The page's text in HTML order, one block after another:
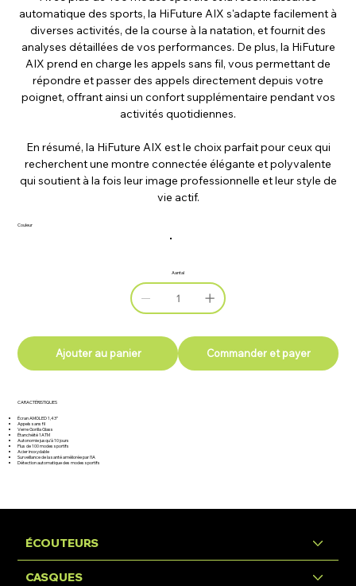
automatique des sports, la HiFuture AIX s'adapte facilement à
diverses activités, de la course à la natation, et fournit des
analyses détaillées de vos performances. De plus, la HiFuture
AIX prend en charge les appels sans fil, vous permettant de
répondre et passer des appels directement depuis votre
poignet, offrant ainsi un confort supplémentaire pendant vos
activités quotidiennes.
En résumé, la HiFuture AIX est le choix parfait pour ceux qui
recherchent une montre connectée élégante et polyvalente
qui soutient à la fois leur image professionnelle et leur style de
vie actif.
Couleur
Aantal
Ajouter au panier Commander et payer
CARACTÉRISTIQUES
Écran AMOLED 1,43”
Appels sans fil
Verre Gorilla Glass
Étanchéité 1ATM
Autonomie jusqu'à 10 jours
Plus de 100 modes sportifs
Acier inoxydable
Surveillance de la santé améliorée par l'IA
Détection automatique des modes sportifs
ÉCOUTEURS
CASQUES